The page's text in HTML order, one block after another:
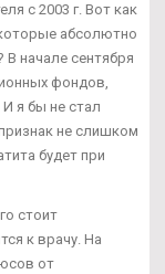
с 2003 г. Вот как
абсолютно
начале сентября
фондов,
я бы не стал
не слишком
будет при
стоит
к врачу. На
от